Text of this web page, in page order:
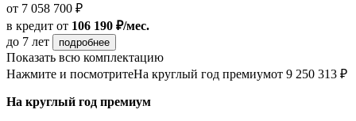
от 7 058 700 ₽
в кредит от 106 190 ₽/мес.
до 7 лет
подробнее
Показать всю комплектацию
Нажмите и посмотритеНа круглый год премиумот 9 250 313 ₽
На круглый год премиум